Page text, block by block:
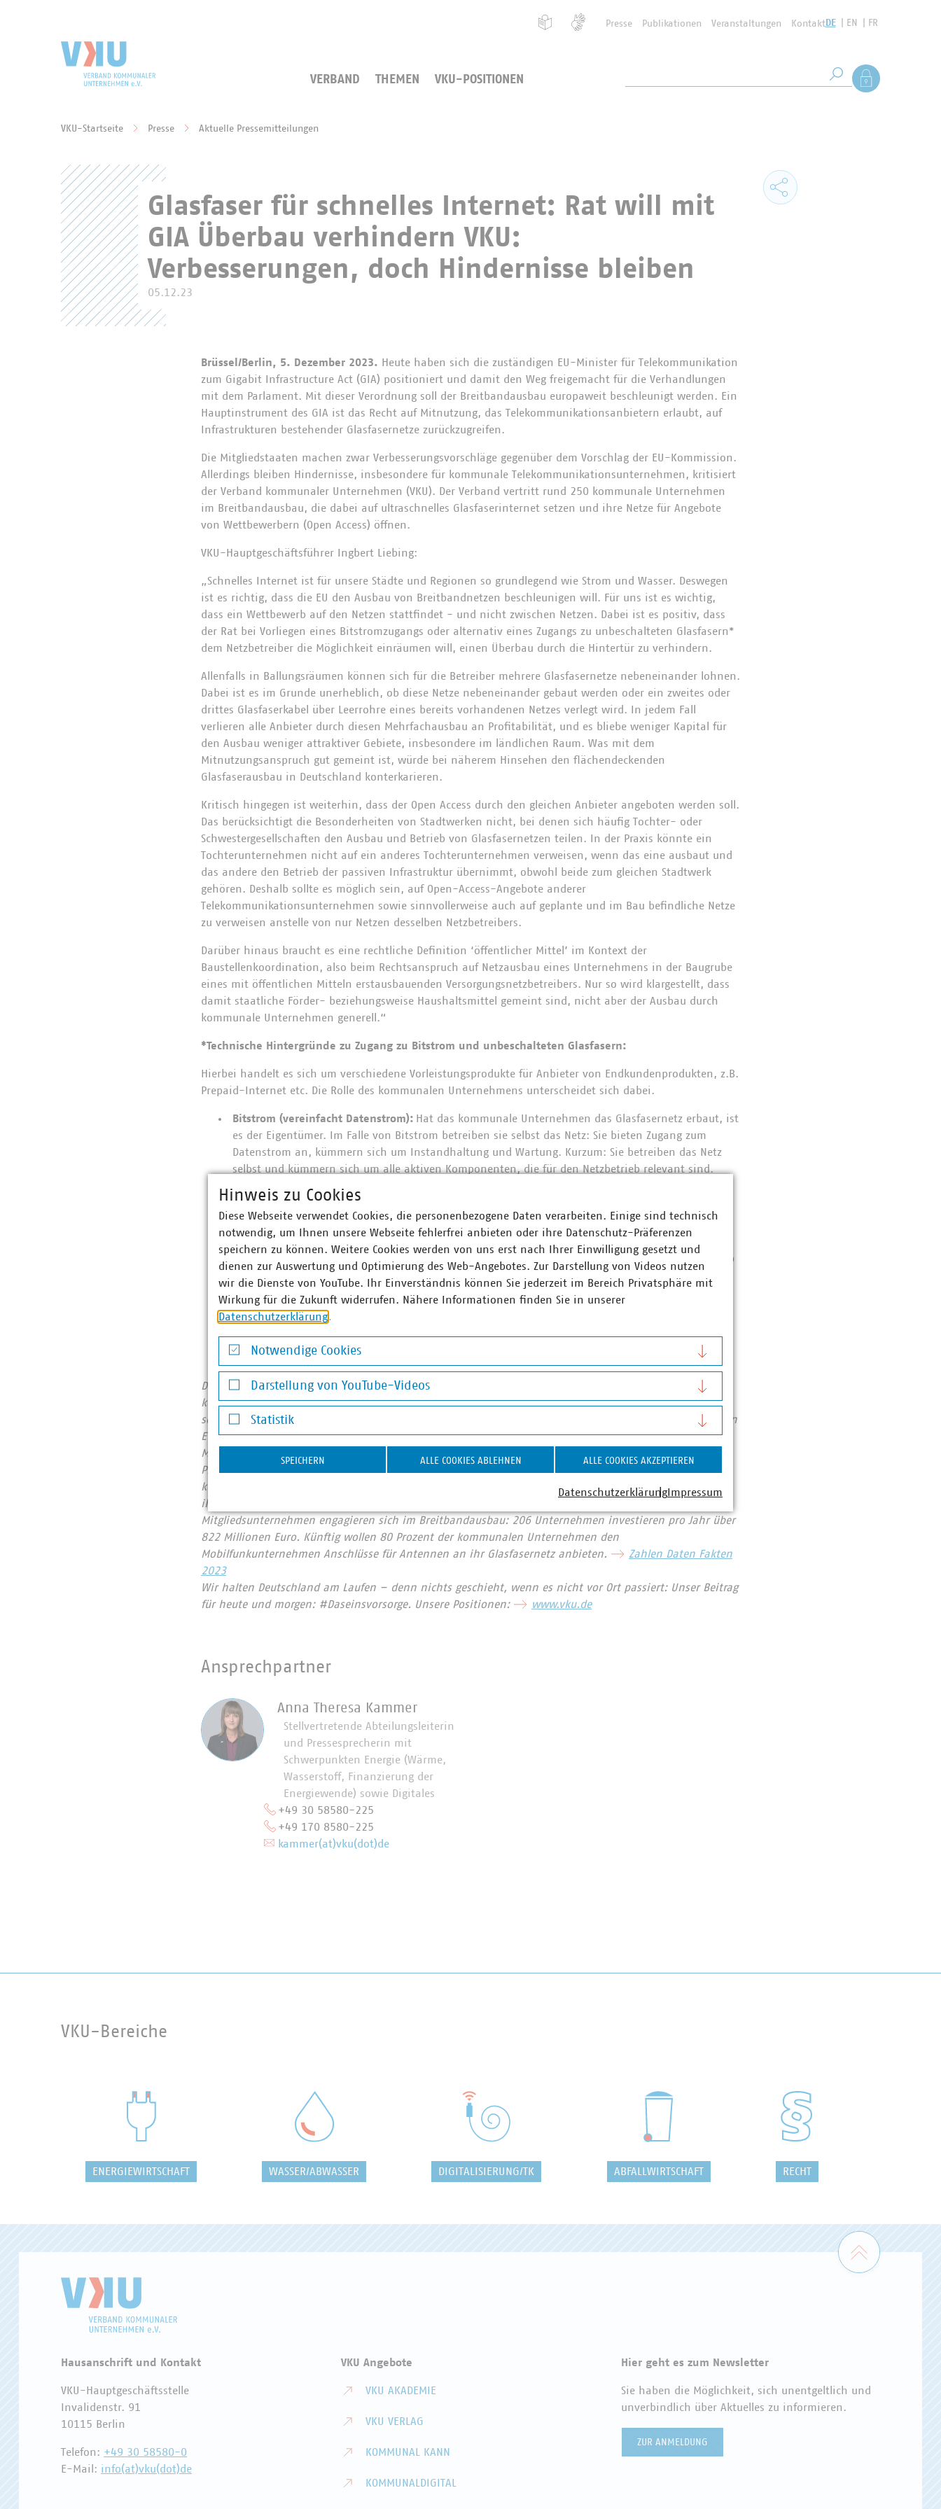
Presse Publikationen Veranstaltungen KontaktDE EN FR
VERBAND THEMEN VKU-POSITIONEN Suche starten
Als Mitglied
VKU-Startseite Presse Aktuelle Pressemitteilungen
Glasfaser für schnelles Internet: Rat will mit
GIA Überbau verhindern VKU:
Verbesserungen, doch Hindernisse bleiben
05.12.23
Brüssel/Berlin, 5. Dezember 2023. Heute haben sich die zuständigen EU-Minister für Telekommunikation
zum Gigabit Infrastructure Act (GIA) positioniert und damit den Weg freigemacht für die Verhandlungen
mit dem Parlament. Mit dieser Verordnung soll der Breitbandausbau europaweit beschleunigt werden. Ein
Hauptinstrument des GIA ist das Recht auf Mitnutzung, das Telekommunikationsanbietern erlaubt, auf
Infrastrukturen bestehender Glasfasernetze zurückzugreifen.
Die Mitgliedstaaten machen zwar Verbesserungsvorschläge gegenüber dem Vorschlag der EU-Kommission.
Allerdings bleiben Hindernisse, insbesondere für kommunale Telekommunikationsunternehmen, kritisiert
der Verband kommunaler Unternehmen (VKU). Der Verband vertritt rund 250 kommunale Unternehmen
im Breitbandausbau, die dabei auf ultraschnelles Glasfaserinternet setzen und ihre Netze für Angebote
von Wettbewerbern (Open Access) öffnen.
VKU-Hauptgeschäftsführer Ingbert Liebing:
„Schnelles Internet ist für unsere Städte und Regionen so grundlegend wie Strom und Wasser. Deswegen
ist es richtig, dass die EU den Ausbau von Breitbandnetzen beschleunigen will. Für uns ist es wichtig,
dass ein Wettbewerb auf den Netzen stattfindet - und nicht zwischen Netzen. Dabei ist es positiv, dass
der Rat bei Vorliegen eines Bitstromzugangs oder alternativ eines Zugangs zu unbeschalteten Glasfasern*
dem Netzbetreiber die Möglichkeit einräumen will, einen Überbau durch die Hintertür zu verhindern.
Allenfalls in Ballungsräumen können sich für die Betreiber mehrere Glasfasernetze nebeneinander lohnen.
Dabei ist es im Grunde unerheblich, ob diese Netze nebeneinander gebaut werden oder ein zweites oder
drittes Glasfaserkabel über Leerrohre eines bereits vorhandenen Netzes verlegt wird. In jedem Fall
verlieren alle Anbieter durch diesen Mehrfachausbau an Profitabilität, und es bliebe weniger Kapital für
den Ausbau weniger attraktiver Gebiete, insbesondere im ländlichen Raum. Was mit dem
Mitnutzungsanspruch gut gemeint ist, würde bei näherem Hinsehen den flächendeckenden
Glasfaserausbau in Deutschland konterkarieren.
Kritisch hingegen ist weiterhin, dass der Open Access durch den gleichen Anbieter angeboten werden soll.
Das berücksichtigt die Besonderheiten von Stadtwerken nicht, bei denen sich häufig Tochter- oder
Schwestergesellschaften den Ausbau und Betrieb von Glasfasernetzen teilen. In der Praxis könnte ein
Tochterunternehmen nicht auf ein anderes Tochterunternehmen verweisen, wenn das eine ausbaut und
das andere den Betrieb der passiven Infrastruktur übernimmt, obwohl beide zum gleichen Stadtwerk
gehören. Deshalb sollte es möglich sein, auf Open-Access-Angebote anderer
Telekommunikationsunternehmen sowie sinnvollerweise auch auf geplante und im Bau befindliche Netze
zu verweisen anstelle von nur Netzen desselben Netzbetreibers.
Darüber hinaus braucht es eine rechtliche Definition ‘öffentlicher Mittel’ im Kontext der
Baustellenkoordination, also beim Rechtsanspruch auf Netzausbau eines Unternehmens in der Baugrube
eines mit öffentlichen Mitteln erstausbauenden Versorgungsnetzbetreibers. Nur so wird klargestellt, dass
damit staatliche Förder- beziehungsweise Haushaltsmittel gemeint sind, nicht aber der Ausbau durch
kommunale Unternehmen generell.“
*Technische Hintergründe zu Zugang zu Bitstrom und unbeschalteten Glasfasern:
Hierbei handelt es sich um verschiedene Vorleistungsprodukte für Anbieter von Endkundenprodukten, z.B.
Prepaid-Internet etc. Die Rolle des kommunalen Unternehmens unterscheidet sich dabei.
Bitstrom (vereinfacht Datenstrom): Hat das kommunale Unternehmen das Glasfasernetz erbaut, ist
es der Eigentümer. Im Falle von Bitstrom betreiben sie selbst das Netz: Sie bieten Zugang zum
Datenstrom an, kümmern sich um Instandhaltung und Wartung. Kurzum: Sie betreiben das Netz
selbst und kümmern sich um alle aktiven Komponenten, die für den Netzbetrieb relevant sind.
konzentrieren.
Hier ist der Zugangsnachfrager selbst für den aktiven Betrieb
des Glasfasernetzes zuständig. Der Eigentümer bzw. das kommunale Unternehmen ist nicht der
Der Verband kommunaler Unternehmen e. V. (VKU) vertritt über 1.550 Stadtwerke und
kommunalwirtschaftliche Unternehmen in den Bereichen Energie, Wasser/Abwasser, Abfallwirtschaft
sowie Telekommunikation. Mit über 300.000 Beschäftigten wurden 2021 Umsatzerlöse von 141 Milliarden
Euro erwirtschaftet und mehr als 17 Milliarden Euro investiert. Im Endkundensegment haben die VKU-
Mitgliedsunternehmen signifikante Marktanteile in zentralen Ver- und Entsorgungsbereichen: Strom 66
Prozent, Gas 60 Prozent, Wärme 88 Prozent, Trinkwasser 89 Prozent, Abwasser 45 Prozent. Die
kommunale Abfallwirtschaft entsorgt jeden Tag 31.500 Tonnen Abfall und hat seit 1990 rund 78 Prozent
ihrer CO2-Emissionen eingespart – damit ist sie der Hidden Champion des Klimaschutzes. Immer mehr
Mitgliedsunternehmen engagieren sich im Breitbandausbau: 206 Unternehmen investieren pro Jahr über
822 Millionen Euro. Künftig wollen 80 Prozent der kommunalen Unternehmen den
Mobilfunkunternehmen Anschlüsse für Antennen an ihr Glasfasernetz anbieten.
Zahlen Daten Fakten
2023
Wir halten Deutschland am Laufen – denn nichts geschieht, wenn es nicht vor Ort passiert: Unser Beitrag
für heute und morgen: #Daseinsvorsorge. Unsere Positionen:
www.vku.de
Ansprechpartner
Anna Theresa Kammer
Stellvertretende Abteilungsleiterin
und Pressesprecherin mit
Schwerpunkten Energie (Wärme,
Wasserstoff, Finanzierung der
Energiewende) sowie Digitales
+49 30 58580-225
+49 170 8580-225
kammer(at)vku(dot)de
VKU-Bereiche
ENERGIEWIRTSCHAFT WASSER/ABWASSER DIGITALISIERUNG/TK ABFALLWIRTSCHAFT RECHT
Zum
Hausanschrift und Kontakt
VKU-Hauptgeschäftsstelle
Invalidenstr. 91
10115 Berlin
Telefon: +49 30 58580-0
E-Mail: info(at)vku(dot)de
VKU Angebote
VKU AKADEMIE
VKU VERLAG
KOMMUNAL KANN
KOMMUNALDIGITAL
Hier geht es zum Newsletter
Sie haben die Möglichkeit, sich unentgeltlich und
unverbindlich über Aktuelles zu informieren.
ZUR ANMELDUNG
Hinweis zu Cookies
Diese Webseite verwendet Cookies, die personenbezogene Daten verarbeiten. Einige sind technisch
notwendig, um Ihnen unsere Webseite fehlerfrei anbieten oder ihre Datenschutz-Präferenzen
speichern zu können. Weitere Cookies werden von uns erst nach Ihrer Einwilligung gesetzt und
dienen zur Auswertung und Optimierung des Web-Angebotes. Zur Darstellung von Videos nutzen
wir die Dienste von YouTube. Ihr Einverständnis können Sie jederzeit im Bereich Privatsphäre mit
Wirkung für die Zukunft widerrufen. Nähere Informationen finden Sie in unserer
Datenschutzerklärung.
Notwendige Cookies
Notwendige Cookies
Darstellung von YouTube-Videos
Darstellung von YouTube-Videos
Statistik
Statistik
SPEICHERN ALLE COOKIES ABLEHNEN ALLE COOKIES AKZEPTIEREN
Datenschutzerklärung Impressum